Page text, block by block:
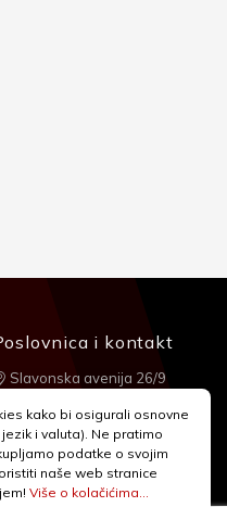
i kontakt
Slavonska avenija 26/9
+385 1 2455 950
webshop@iqcentar.hr
Pon - Pet od 9 - 17h
kako bi osigurali osnovne
i valuta). Ne pratimo
podatke o svojim
naše web stranice
Više o kolačićima...